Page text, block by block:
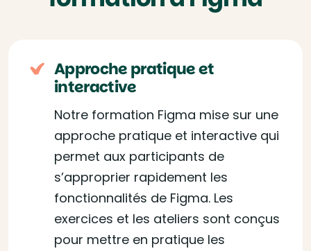
Approche pratique et
interactive
Notre formation Figma mise sur une
approche pratique et interactive qui
permet aux participants de
s’approprier rapidement les
fonctionnalités de Figma. Les
exercices et les ateliers sont conçus
pour mettre en pratique les